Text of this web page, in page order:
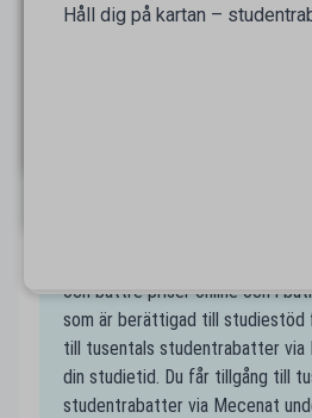
Håll dig på kartan –
och bättre priser online och i
som är berättigad till studiestöd
till tusentals studentrabatter via
din studietid. Du får tillgång till
studentrabatter via Mecenat